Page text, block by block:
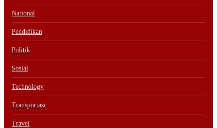
National
Pendidikan
Politik
Sosial
Technology
Transportasi
Travel